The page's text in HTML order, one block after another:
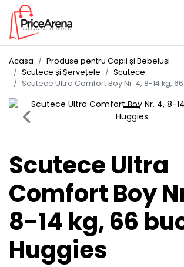
Acasa
Produse pentru Copii și Bebeluși
Scutece și Șervețele
Scutece
Scutece Ultra Comfort Boy Nr. 4, 8-14 kg,
Previous
Scutece Ultra
Comfort Boy
8-14 kg, 66
Huggies